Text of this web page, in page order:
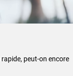
peut-on encore